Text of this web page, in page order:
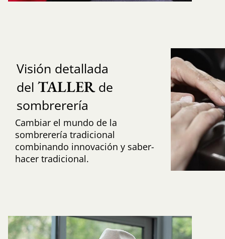
Visión detallada
del TALLERde
sombrerería
Cambiar el mundo de la
sombrerería tradicional
combinando innovación y saber-
hacer tradicional.